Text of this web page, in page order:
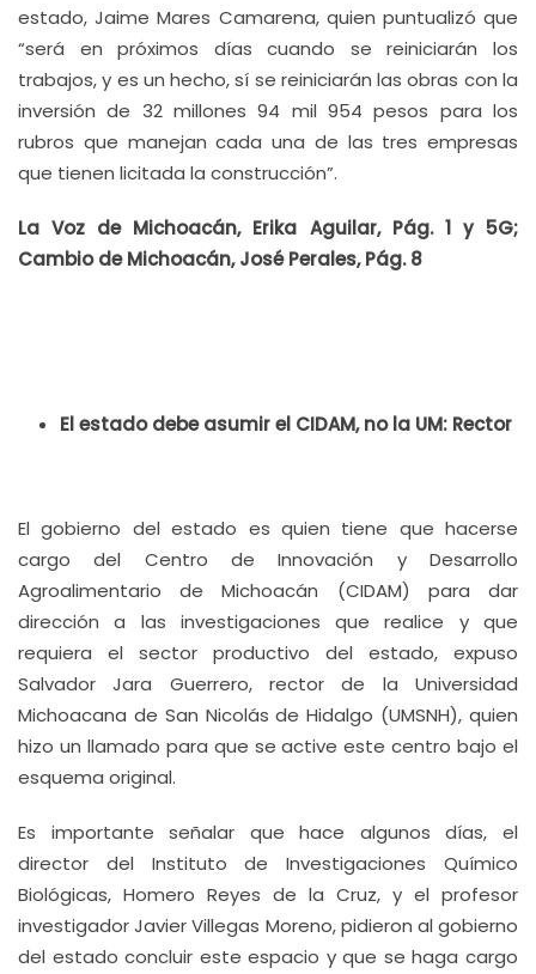
estado, Jaime Mares Camarena, quien puntualizó que
“será en próximos días cuando se reiniciarán los
trabajos, y es un hecho, sí se reiniciarán las obras con la
inversión de 32 millones 94 mil 954 pesos para los
rubros que manejan cada una de las tres empresas
que tienen licitada la construcción”.
La Voz de Michoacán, Erika Aguilar, Pág. 1 y 5G;
Cambio de Michoacán, José Perales, Pág. 8
El estado debe asumir el CIDAM, no la UM: Rector
El gobierno del estado es quien tiene que hacerse
cargo del Centro de Innovación y Desarrollo
Agroalimentario de Michoacán (CIDAM) para dar
dirección a las investigaciones que realice y que
requiera el sector productivo del estado, expuso
Salvador Jara Guerrero, rector de la Universidad
Michoacana de San Nicolás de Hidalgo (UMSNH), quien
hizo un llamado para que se active este centro bajo el
esquema original.
Es importante señalar que hace algunos días, el
director del Instituto de Investigaciones Químico
Biológicas, Homero Reyes de la Cruz, y el profesor
investigador Javier Villegas Moreno, pidieron al gobierno
del estado concluir este espacio y que se haga cargo